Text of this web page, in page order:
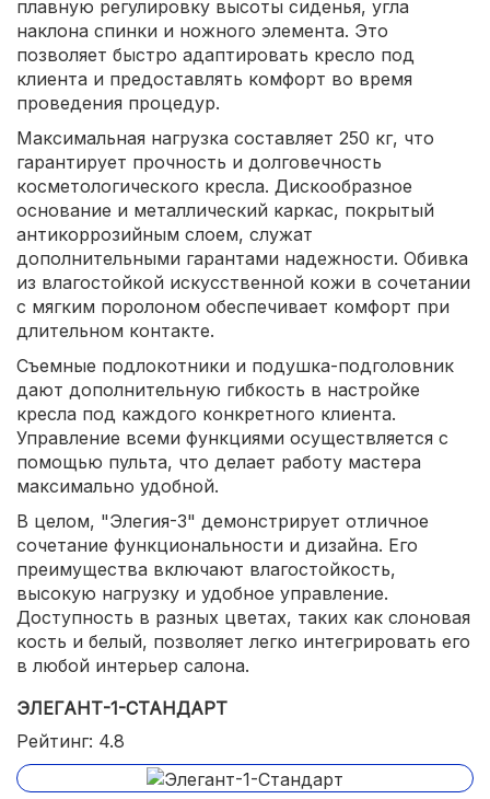
плавную регулировку высоты сиденья, угла
наклона спинки и ножного элемента. Это
позволяет быстро адаптировать кресло под
клиента и предоставлять комфорт во время
проведения процедур.
Максимальная нагрузка составляет 250 кг, что
гарантирует прочность и долговечность
косметологического кресла. Дискообразное
основание и металлический каркас, покрытый
антикоррозийным слоем, служат
дополнительными гарантами надежности. Обивка
из влагостойкой искусственной кожи в сочетании
с мягким поролоном обеспечивает комфорт при
длительном контакте.
Съемные подлокотники и подушка-подголовник
дают дополнительную гибкость в настройке
кресла под каждого конкретного клиента.
Управление всеми функциями осуществляется с
помощью пульта, что делает работу мастера
максимально удобной.
В целом, "Элегия-3" демонстрирует отличное
сочетание функциональности и дизайна. Его
преимущества включают влагостойкость,
высокую нагрузку и удобное управление.
Доступность в разных цветах, таких как слоновая
кость и белый, позволяет легко интегрировать его
в любой интерьер салона.
ЭЛЕГАНТ-1-СТАНДАРТ
Рейтинг: 4.8